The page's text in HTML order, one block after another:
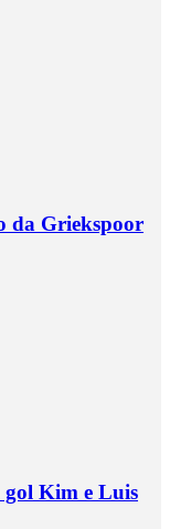
da Griekspoor
Kim e Luis